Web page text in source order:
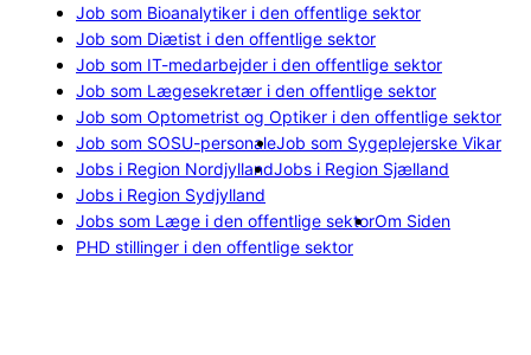
Job som Bioanalytiker i den offentlige sektor
Job som Diætist i den offentlige sektor
Job som IT-medarbejder i den offentlige sektor
Job som Lægesekretær i den offentlige sektor
Job som Optometrist og Optiker i den offentlige sektor
Job som SOSU-personaleJob som Sygeplejerske Vikar
Jobs i Region NordjyllandJobs i Region Sjælland
Jobs i Region Sydjylland
Jobs som Læge i den offentlige sektorOm Siden
PHD stillinger i den offentlige sektor